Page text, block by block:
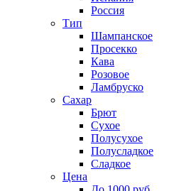
Россия
Тип
Шампанское
Просекко
Кава
Розовое
Ламбруско
Сахар
Брют
Сухое
Полусухое
Полусладкое
Сладкое
Цена